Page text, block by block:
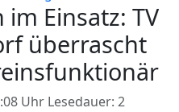
Einsatz: TV
überrascht
Uhr Lesedauer: 2